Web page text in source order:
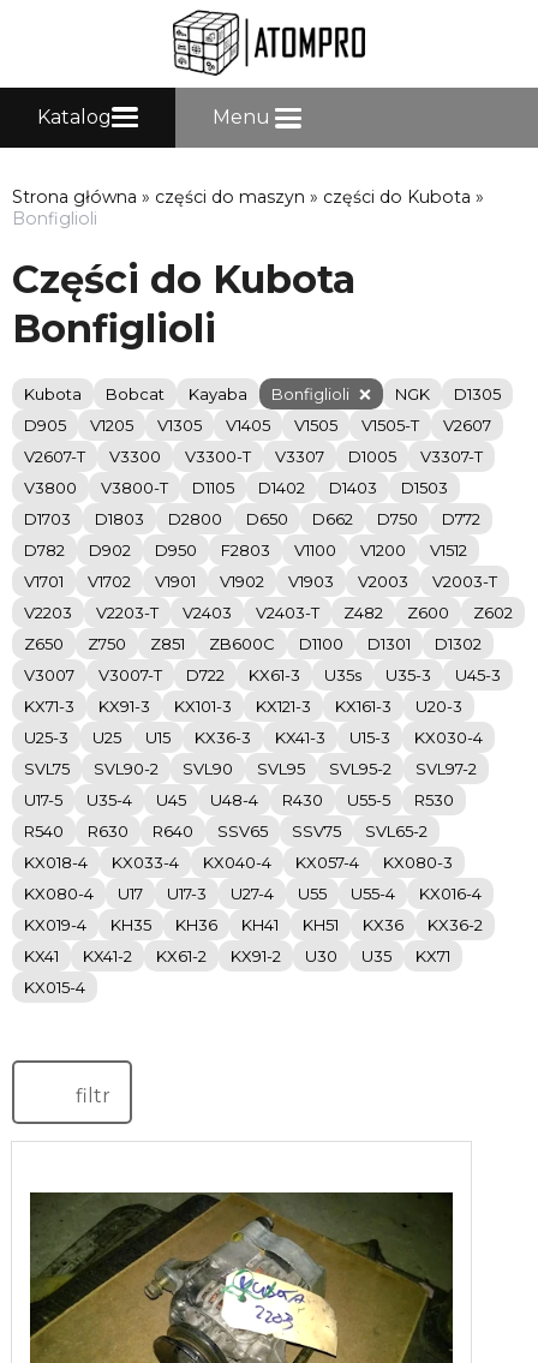
Katalog Menu
Strona główna » części do maszyn » części do Kubota »
Bonfiglioli
Części do Kubota
Bonfiglioli
Kubota Bobcat Kayaba Bonfiglioli NGK
D1305
D905
V1205 V1305 V1405 V1505 V1505-T
V2607
V2607-T
V3300 V3300-T V3307 D1005
V3307-T
V3800
V3800-T D1105 D1402 D1403
D1503
D1703
D1803 D2800 D650 D662 D750
D772
D782
D902 D950 F2803 V1100 V1200
V1512
V1701
V1702 V1901 V1902 V1903 V2003
V2003-T
V2203
V2203-T V2403 V2403-T Z482 Z600
Z602
Z650
Z750 Z851 ZB600C D1100 D1301
D1302
V3007
V3007-T D722 KX61-3 U35s U35-3
U45-3
KX71-3
KX91-3 KX101-3 KX121-3 KX161-3
U20-3
U25-3
U25 U15 KX36-3 KX41-3 U15-3
KX030-4
SVL75
SVL90-2 SVL90 SVL95 SVL95-2
SVL97-2
U17-5
U35-4 U45 U48-4 R430 U55-5
R530
R540
R630 R640 SSV65 SSV75
SVL65-2
KX018-4
KX033-4 KX040-4 KX057-4
KX080-3
KX080-4
U17 U17-3 U27-4 U55 U55-4
KX016-4
KX019-4
KH35 KH36 KH41 KH51 KX36
KX36-2
KX41
KX41-2 KX61-2 KX91-2 U30 U35
KX71
KX015-4
filtr